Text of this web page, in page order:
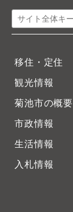
移住・定住
観光情報
菊池市の概要
市政情報
生活情報
入札情報